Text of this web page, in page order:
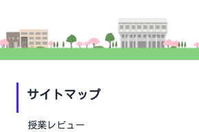
サイトマップ
授業レビュー